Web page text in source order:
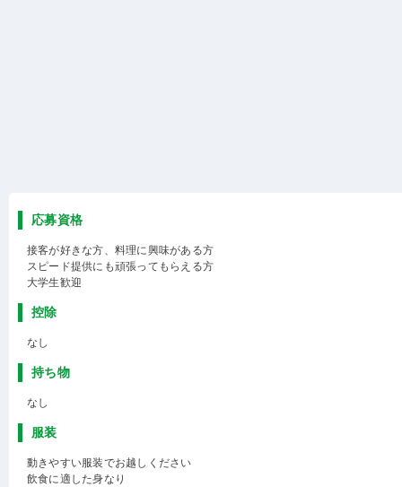
応募資格
接客が好きな方、料理に興味がある方
スピード提供にも頑張ってもらえる方
大学生歓迎
控除
なし
持ち物
なし
服装
動きやすい服装でお越しください
飲食に適した身なり